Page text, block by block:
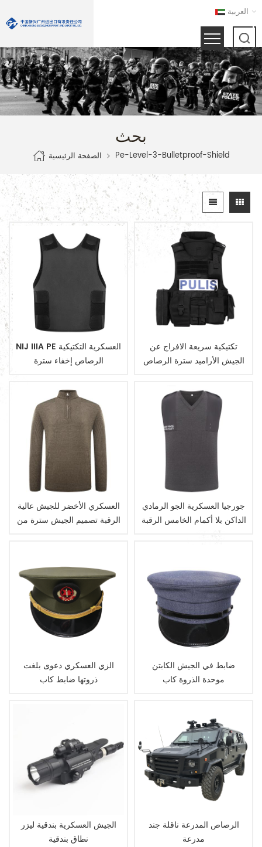
العربية
بحث
الصفحة الرئيسية Pe-Level-3-Bulletproof-Shield
NIJ IIIA PE العسكرية التكتيكية
الرصاص إخفاء سترة
تكتيكية سريعة الافراج عن
الجيش الأراميد سترة الرصاص
العسكري الأخضر للجيش عالية
الرقبة تصميم الجيش سترة من
جورجيا العسكرية الجو الرمادي
الداكن بلا أكمام الخامس الرقبة
الزي العسكري دعوى بلغت
ذروتها ضابط كاب
ضابط في الجيش الكابتن
موحدة الذروة كاب
الجيش العسكرية بندقية ليزر
نطاق بندقية
الرصاص المدرعة ناقلة جند
مدرعة